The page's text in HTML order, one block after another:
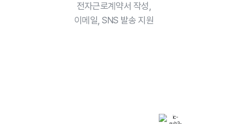
전자근로계약서 작성,
이메일, SNS 발송 지원